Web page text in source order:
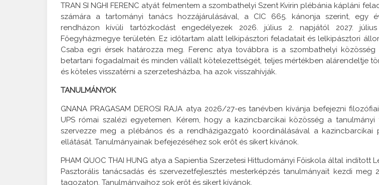
TRAN SI NGHI FERENC atyát felmentem a szombathelyi Szent Kvirin plébánia kápláni
számára a tartományi tanács hozzájárulásával, a CIC 665. kánonja szerint, egy
rendházon kívüli tartózkodást engedélyezek 2026. július 2. napjától 2027.
Főegyházmegye területén. Ez időtartam alatt lelkipásztori feladatait és lelkipásztori
Csaba egri érsek határozza meg. Ferenc atya továbbra is a szombathelyi
betartani fogadalmait és minden vállalt kötelezettségét, teljes mértékben alárendeltje
és köteles visszatérni a szerzetesházba, ha azok visszahívják.
TANULMÁNYOK
GNANA PRAGASAM DEROSI RAJA atya 2026/27-es tanévben kívánja befejezni
UPS római szalézi egyetemen. Kérem, hogy a kazincbarcikai közösség a
szervezze meg a plébános és a rendházigazgató koordinálásával a kazincbarcikai
ellátását. Tanulmányainak befejezéséhez sok erőt és sikert kívánok.
PHAM QUOC THAI HUNG atya a Sapientia Szerzetesi Hittudományi Főiskola által indított
Pasztorális tanácsadás és szervezetfejlesztés mesterképzés tanulmányait kezdi meg
tagozaton. Tanulmányaihoz sok erőt és sikert kívánok.